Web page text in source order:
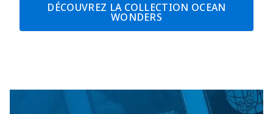
DÉCOUVREZ LA COLLECTION OCEAN
WONDERS